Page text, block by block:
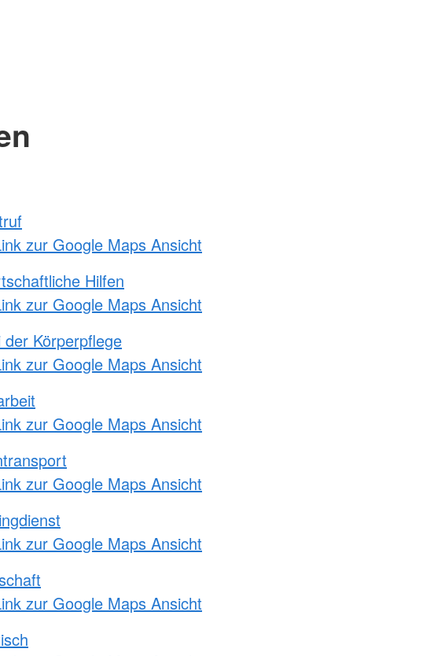
zur Google Maps Ansicht
Hilfen
zur Google Maps Ansicht
der Körperpflege
zur Google Maps Ansicht
zur Google Maps Ansicht
zur Google Maps Ansicht
zur Google Maps Ansicht
zur Google Maps Ansicht